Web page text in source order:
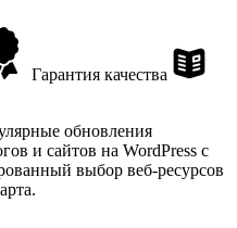
Гарантия качества
обновления
и сайтов на WordPress с
выбор веб-ресурсов